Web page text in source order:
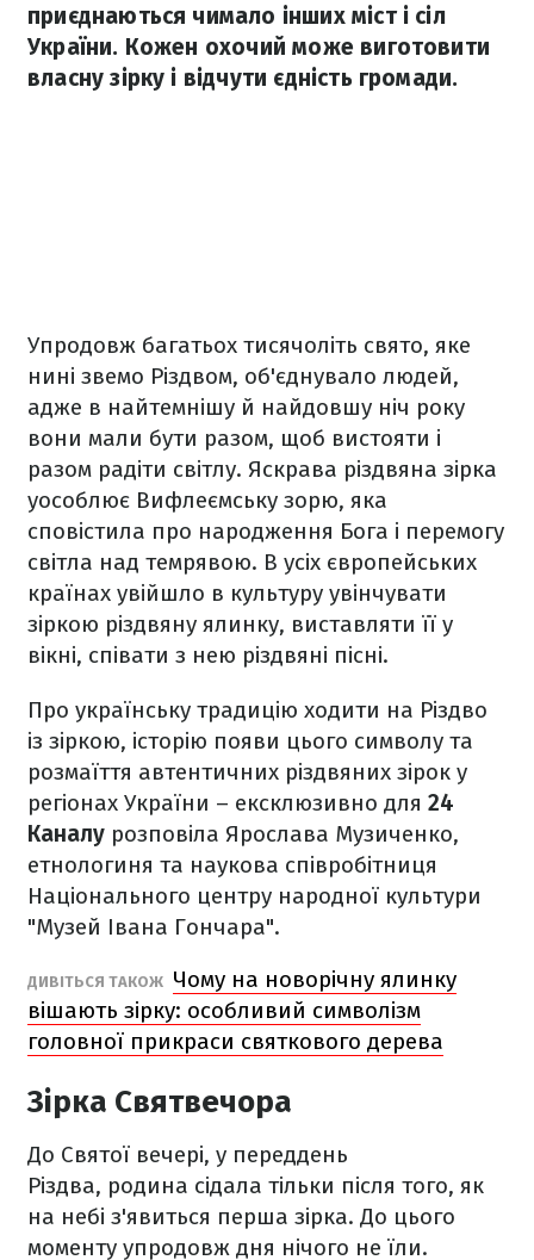
приєднаються чимало інших міст і сіл
України. Кожен охочий може виготовити
власну зірку і відчути єдність громади.
Упродовж багатьох тисячоліть свято, яке
нині звемо Різдвом, об'єднувало людей,
адже в найтемнішу й найдовшу ніч року
вони мали бути разом, щоб вистояти і
разом радіти світлу. Яскрава різдвяна зірка
уособлює Вифлеємську зорю, яка
сповістила про народження Бога і перемогу
світла над темрявою. В усіх європейських
країнах увійшло в культуру увінчувати
зіркою різдвяну ялинку, виставляти її у
вікні, співати з нею різдвяні пісні.
Про українську традицію ходити на Різдво
із зіркою, історію появи цього символу та
розмаїття автентичних різдвяних зірок у
регіонах України – ексклюзивно для 24
Каналу розповіла Ярослава Музиченко,
етнологиня та наукова співробітниця
Національного центру народної культури
"Музей Івана Гончара".
ДИВІТЬСЯ ТАКОЖ Чому на новорічну ялинку
вішають зірку: особливий символізм
головної прикраси святкового дерева
Зірка Святвечора
До Святої вечері, у переддень
Різдва, родина сідала тільки після того, як
на небі з'явиться перша зірка. До цього
моменту упродовж дня нічого не їли.